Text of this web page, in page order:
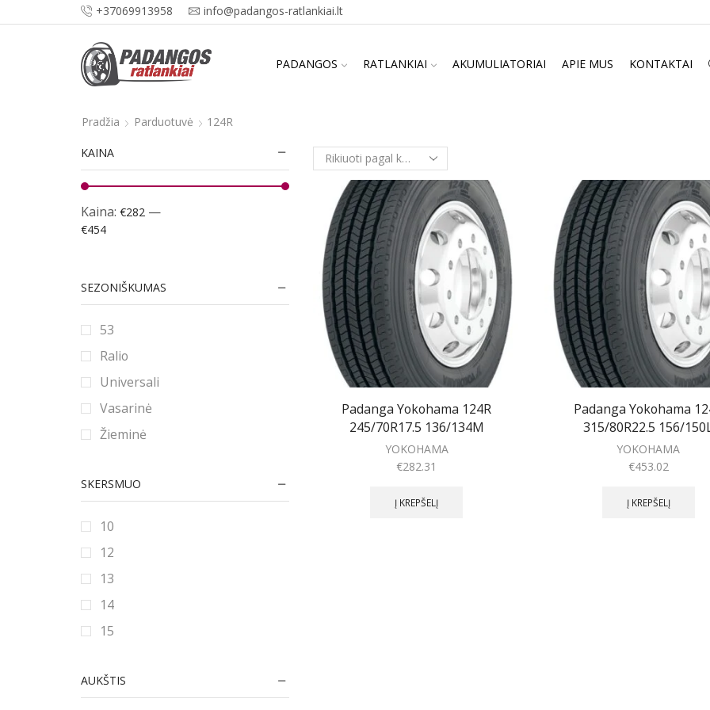
+37069913958 info@padangos-ratlankiai.lt
PADANGOS RATLANKIAI AKUMULIATORIAI APIE MUS KONTAKTAI
Pradžia Parduotuvė 124R
Padanga Yokohama 124R
245/70R17.5 136/134M
YOKOHAMA
€282.31
Į KREPŠELĮ
Padanga Yokohama
315/80R22.5 156/
YOKOHAMA
€453.02
Į KREPŠELĮ
KAINA
Kaina: €282 —
€454
SEZONIŠKUMAS
53
Ralio
Universali
Vasarinė
Žieminė
SKERSMUO
10
12
13
14
15
16.5
AUKŠTIS